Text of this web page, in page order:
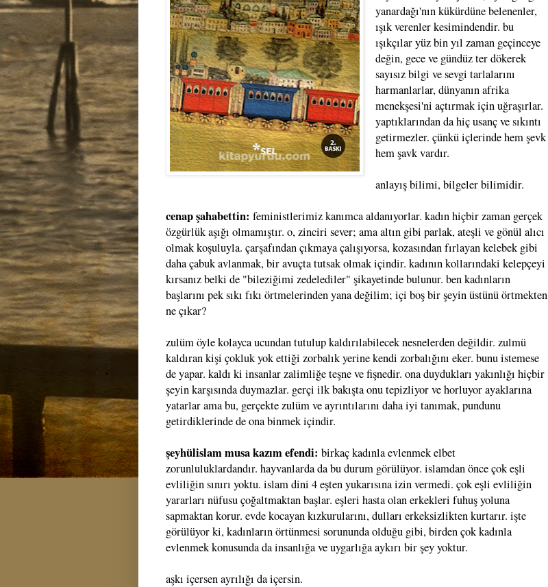
yanardağı'nın kükürdüne belenenler,
ışık verenler kesimindendir. bu
ışıkçılar yüz bin yıl zaman geçinceye
değin, gece ve gündüz ter dökerek
sayısız bilgi ve sevgi tarlalarını
harmanlarlar, dünyanın afrika
menekşesi'ni açtırmak için uğraşırlar.
yaptıklarından da hiç usanç ve sıkıntı
getirmezler. çünkü içlerinde hem şevk
hem şavk vardır.
anlayış bilimi, bilgeler bilimidir.
cenap şahabettin: feministlerimiz kanımca aldanıyorlar. kadın hiçbir zaman gerçek
özgürlük aşığı olmamıştır. o, zinciri sever; ama altın gibi parlak, ateşli ve gönül alıcı
olmak koşuluyla. çarşafından çıkmaya çalışıyorsa, kozasından fırlayan kelebek gibi
daha çabuk avlanmak, bir avuçta tutsak olmak içindir. kadının kollarındaki kelepçeyi
kırsanız belki de "bileziğimi zedelediler" şikayetinde bulunur. ben kadınların
başlarını pek sıkı fıkı örtmelerinden yana değilim; içi boş bir şeyin üstünü örtmekten
ne çıkar?
zulüm öyle kolayca ucundan tutulup kaldırılabilecek nesnelerden değildir. zulmü
kaldıran kişi çokluk yok ettiği zorbalık yerine kendi zorbalığını eker. bunu istemese
de yapar. kaldı ki insanlar zalimliğe teşne ve fişnedir. ona duydukları yakınlığı hiçbir
şeyin karşısında duymazlar. gerçi ilk bakışta onu tepizliyor ve horluyor ayaklarına
yatarlar ama bu, gerçekte zulüm ve ayrıntılarını daha iyi tanımak, pundunu
getirdiklerinde de ona binmek içindir.
şeyhülislam musa kazım efendi: birkaç kadınla evlenmek elbet
zorunluluklardandır. hayvanlarda da bu durum görülüyor. islamdan önce çok eşli
evliliğin sınırı yoktu. islam dini 4 eşten yukarısına izin vermedi. çok eşli evliliğin
yararları nüfusu çoğaltmaktan başlar. eşleri hasta olan erkekleri fuhuş yoluna
sapmaktan korur. evde kocayan kızkurularını, dulları erkeksizlikten kurtarır. işte
görülüyor ki, kadınların örtünmesi sorununda olduğu gibi, birden çok kadınla
evlenmek konusunda da insanlığa ve uygarlığa aykırı bir şey yoktur.
aşkı içersen ayrılığı da içersin.